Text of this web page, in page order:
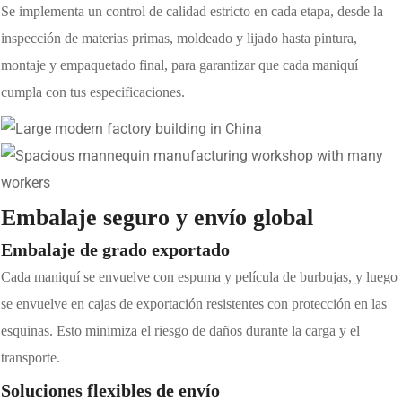
Se implementa un control de calidad estricto en cada etapa, desde la
inspección de materias primas, moldeado y lijado hasta pintura,
montaje y empaquetado final, para garantizar que cada maniquí
cumpla con tus especificaciones.
Embalaje seguro y envío global
Embalaje de grado exportado
Cada maniquí se envuelve con espuma y película de burbujas, y luego
se envuelve en cajas de exportación resistentes con protección en las
esquinas. Esto minimiza el riesgo de daños durante la carga y el
transporte.
Soluciones flexibles de envío